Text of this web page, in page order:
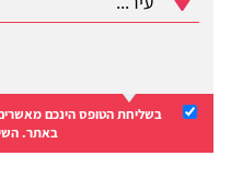
בשליחת הטופס הינכם
באתר.